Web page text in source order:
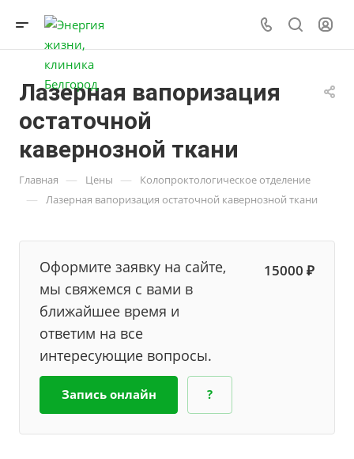
Лазерная вапоризация
остаточной
кавернозной ткани
Главная — Цены — Колопроктологическое отделение
— Лазерная вапоризация остаточной кавернозной ткани
Оформите заявку на сайте,
мы свяжемся с вами в
ближайшее время и
ответим на все
интересующие вопросы.
15000 ₽
Запись онлайн ?